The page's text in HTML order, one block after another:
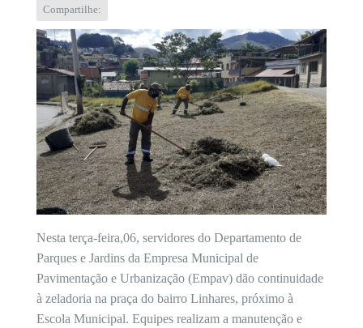
Compartilhe:
Nesta terça-feira,06, servidores do Departamento de
Parques e Jardins da Empresa Municipal de
Pavimentação e Urbanização (Empav) dão continuidade
à zeladoria na praça do bairro Linhares, próximo à
Escola Municipal. Equipes realizam a manutenção e